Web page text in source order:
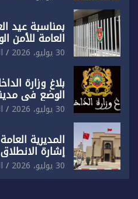
بفاس
بمناسبة عيد
العامة للأمن
بالناظور
30 يوليو، 2026
بلاغ وزارة
الوضع في
الذاتي
30 يوليو، 2026
المديرية
إشارة
للدائرة
30 يوليو، 2026